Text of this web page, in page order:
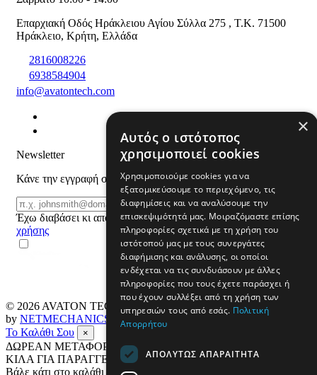
Επαρχιακή Οδός Ηράκλειου Αγίου Σύλλα 275 , T.K. 71500
Ηράκλειο, Κρήτη, Ελλάδα
2816008226
6938584904
info@avatontech.com
Newsletter
Κάνε την εγγραφή σου και μάθε για προϊόντα και προσφορές
Email
ΕΓΓΡΑΦΗ
Έχω διαβάσει κι αποδέχομαι τουςόρους
χρήσης
© 2026 AVATON TECH
All rights reserved Designed & developed
by NETMECHANICS
Το Καλάθι Σου
×
ΔΩΡΕΑΝ ΜΕΤΑΦΟΡΙΚΑ ΣΕ ΟΛΗ ΤΗΝ ΕΛΛΑΔΑ ΕΩΣ 4
ΚΙΛΑ ΓΙΑ ΠΑΡΑΓΓΕΛΙΕΣ ΑΝΩ ΤΩΝ 69€
Βάλε κάτι στο καλάθι σου
×
Αυτός ο ιστότοπος
χρησιμοποιεί cookies
Χρησιμοποιούμε cookies για να
εξατομικεύσουμε το περιεχόμενο, τις
διαφημίσεις και να αναλύσουμε την
επισκεψιμότητά μας. Μοιραζόμαστε επίσης
πληροφορίες σχετικά με τη χρήση του
ιστότοπού μας με τους συνεργάτες
διαφήμισης και ανάλυσης, οι οποίοι
ενδέχεται να τις συνδυάσουν με άλλες
πληροφορίες που τους έχετε παράσχει ή
που έχουν συλλέξει από τη χρήση των
υπηρεσιών τους από εσάς. Πολιτική
Απορρήτου
ΑΠΟΛΎΤΩΣ ΑΠΑΡΑΊΤΗΤΑ